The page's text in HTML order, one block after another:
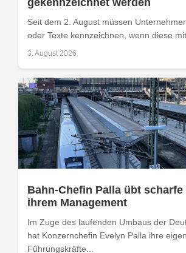
Seit dem 2. August müssen
oder Texte kennzeichnen, wenn diese mit
3. August 2026
Bahn-Chefin Palla übt
ihrem Management
Im Zuge des laufenden Umbaus der
hat Konzernchefin Evelyn Palla ihre
Führungskräfte...